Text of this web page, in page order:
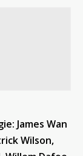
James Wan
Wilson,